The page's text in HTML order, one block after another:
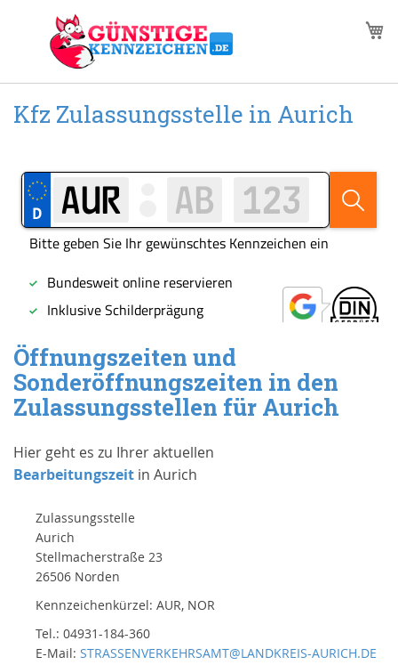
springen
Kfz Zulassungsstelle in Aurich
Öffnungszeiten und
Sonderöffnungszeiten in den
Zulassungsstellen für Aurich
Hier geht es zu Ihrer aktuellen
Bearbeitungszeit in Aurich
Zulassungsstelle
Aurich
Stellmacherstraße 23
26506 Norden
Kennzeichenkürzel: AUR, NOR
Tel.: 04931-184-360
E-Mail: STRASSENVERKEHRSAMT@LANDKREIS-AURICH.DE